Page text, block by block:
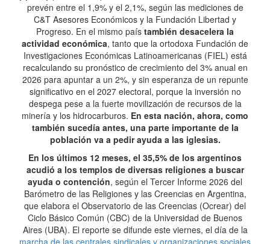
prevén entre el 1,9% y el 2,1%, según las mediciones de
C&T Asesores Económicos y la Fundación Libertad y
Progreso. En el mismo país también desacelera la
actividad económica, tanto que la ortodoxa Fundación de
Investigaciones Económicas Latinoamericanas (FIEL) está
recalculando su pronóstico de crecimiento del 3% anual en
2026 para apuntar a un 2%, y sin esperanza de un repunte
significativo en el 2027 electoral, porque la inversión no
despega pese a la fuerte movilización de recursos de la
minería y los hidrocarburos. En esta nación, ahora, como
también sucedía antes, una parte importante de la
población va a pedir ayuda a las iglesias.
En los últimos 12 meses, el 35,5% de los argentinos
acudió a los templos de diversas religiones a buscar
ayuda o contención, según el Tercer Informe 2026 del
Barómetro de las Religiones y las Creencias en Argentina,
que elabora el Observatorio de las Creencias (Ocrear) del
Ciclo Básico Común (CBC) de la Universidad de Buenos
Aires (UBA). El reporte se difunde este viernes, el día de la
marcha de las centrales sindicales y organizaciones sociales